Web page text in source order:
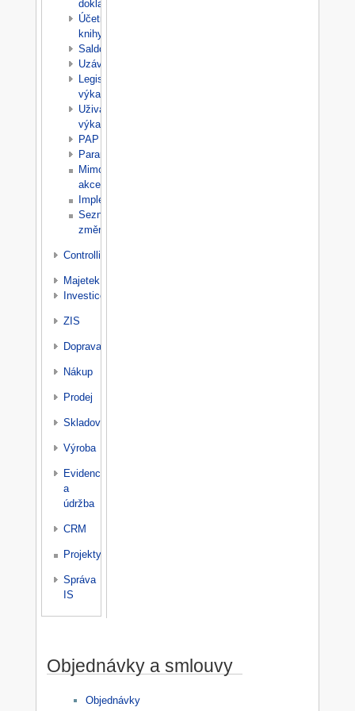
doklady
Účetní
knihy
Saldo
Uzávěrky
Legislativní
výkazy
Uživatelské
výkazy
PAP
Parametry
Mimořádné
akce
Implementace
Seznam
změn
Controlling
Majetek
Investice
ZIS
Doprava
Nákup
Prodej
Skladování
Výroba
Evidence
a
údržba
CRM
Projekty
Správa
IS
Objednávky a smlouvy
Objednávky